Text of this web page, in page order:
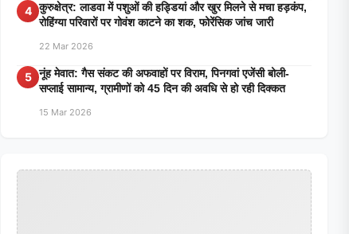
4 कुरुक्षेत्र: लाडवा में पशुओं की हड्डियां और खुर मिलने से मचा हड़कंप,
रोहिंग्या परिवारों पर गोवंश काटने का शक, फोरेंसिक जांच जारी
22 Mar 2026
5 नूंह मेवात: गैस संकट की अफवाहों पर विराम, पिनगवां एजेंसी बोली-
सप्लाई सामान्य, ग्रामीणों को 45 दिन की अवधि से हो रही दिक्कत
15 Mar 2026